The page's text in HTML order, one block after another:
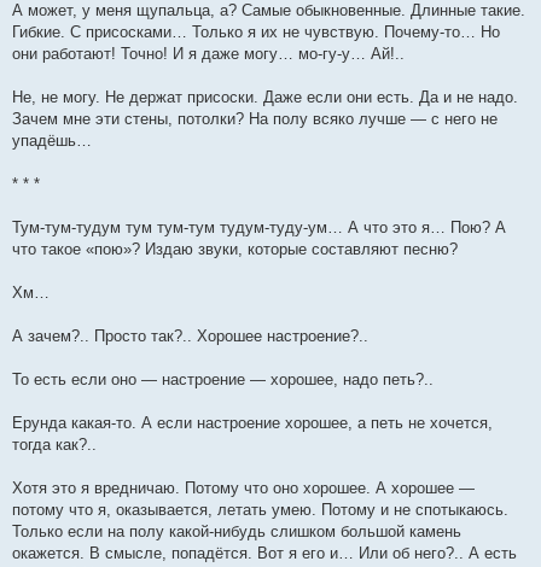
А может, у меня щупальца, а? Самые обыкновенные. Длинные такие.
Гибкие. С присосками… Только я их не чувствую. Почему-то… Но
они работают! Точно! И я даже могу… мо-гу-у… Ай!..
Не, не могу. Не держат присоски. Даже если они есть. Да и не надо.
Зачем мне эти стены, потолки? На полу всяко лучше — с него не
упадёшь…
* * *
Тум-тум-тудум тум тум-тум тудум-туду-ум… А что это я… Пою? А
что такое «пою»? Издаю звуки, которые составляют песню?
Хм…
А зачем?.. Просто так?.. Хорошее настроение?..
То есть если оно — настроение — хорошее, надо петь?..
Ерунда какая-то. А если настроение хорошее, а петь не хочется,
тогда как?..
Хотя это я вредничаю. Потому что оно хорошее. А хорошее —
потому что я, оказывается, летать умею. Потому и не спотыкаюсь.
Только если на полу какой-нибудь слишком большой камень
окажется. В смысле, попадётся. Вот я его и… Или об него?.. А есть